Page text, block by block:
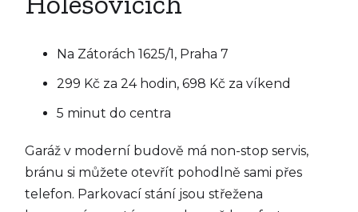
Na Zátorách 1625/1, Praha 7
299 Kč za 24 hodin, 698 Kč za víkend
5 minut do centra
Garáž v moderní budově má non-stop servis,
bránu si můžete otevřít pohodlně sami přes
telefon. Parkovací stání jsou střežena